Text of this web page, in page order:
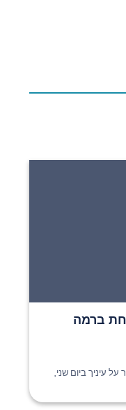
ברמה
שמור על עיניך ביום שני,